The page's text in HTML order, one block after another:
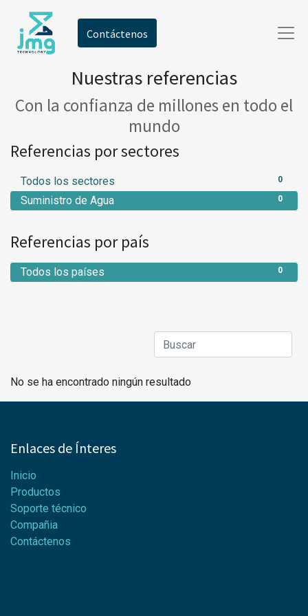
Contáctenos
Nuestras referencias
Con la confianza de millones en todo el
mundo
Referencias por sectores
0
Todos los sectores
0
Suministro de Agua
Referencias por país
0
Todos los países
No se ha encontrado ningún resultado
Enlaces de Ínteres
Inicio
Productos
Soporte técnico
Compañia
Contáctenos